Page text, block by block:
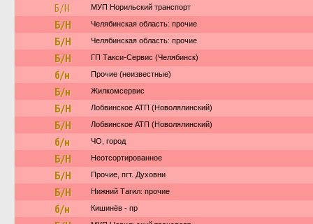
Б/Н МУП Норильский транспорт
Б/Н Челябинская область: прочие
Б/Н Челябинская область: прочие
Б/Н ГП Такси-Сервис (Челябинск)
б/н Прочие (неизвестные)
Б/н Жилкомсервис
Б/Н Лобвинское АТП (Новолялинский)
Б/Н Лобвинское АТП (Новолялинский)
б/н ЧО, город
Б/Н Неотсортированное
Б/Н Прочие, пгт. Духовни
Б/Н Нижний Тагил: прочие
б/н Кишинёв - пр